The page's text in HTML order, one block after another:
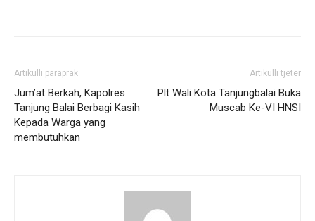
Artikulli paraprak
Jum’at Berkah, Kapolres
Tanjung Balai Berbagi Kasih
Kepada Warga yang
membutuhkan
Artikulli tjetër
Plt Wali Kota Tanjungbalai Buka
Muscab Ke-VI HNSI